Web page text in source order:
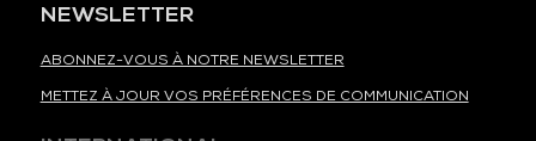
NEWSLETTER
ABONNEZ-VOUS À NOTRE NEWSLETTER
METTEZ À JOUR VOS PRÉFÉRENCES DE COMMUNICATION